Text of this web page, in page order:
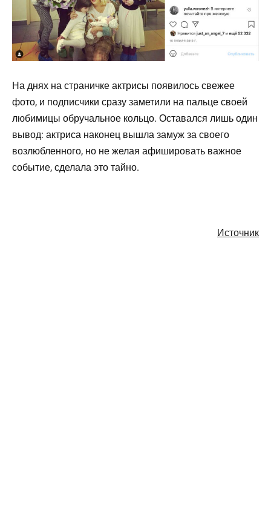
На днях на страничке актрисы появилось свежее
фото, и подписчики сразу заметили на пальце своей
любимицы обручальное кольцо. Оставался лишь один
вывод: актриса наконец вышла замуж за своего
возлюбленного, но не желая афишировать важное
событие, сделала это тайно.
Источник